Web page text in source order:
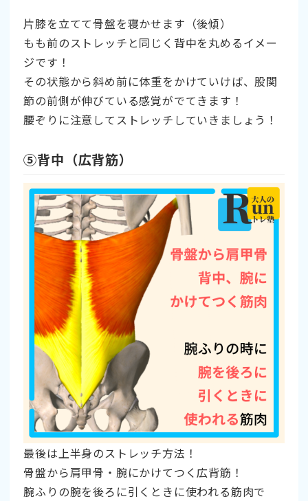
片膝を立てて骨盤を寝かせます（後傾）
もも前のストレッチと同じく背中を丸めるイメー
ジです！
その状態から斜め前に体重をかけていけば、股関
節の前側が伸びている感覚がでてきます！
腰ぞりに注意してストレッチしていきましょう！
➄背中（広背筋）
最後は上半身のストレッチ方法！
骨盤から肩甲骨・腕にかけてつく広背筋！
腕ふりの腕を後ろに引くときに使われる筋肉で